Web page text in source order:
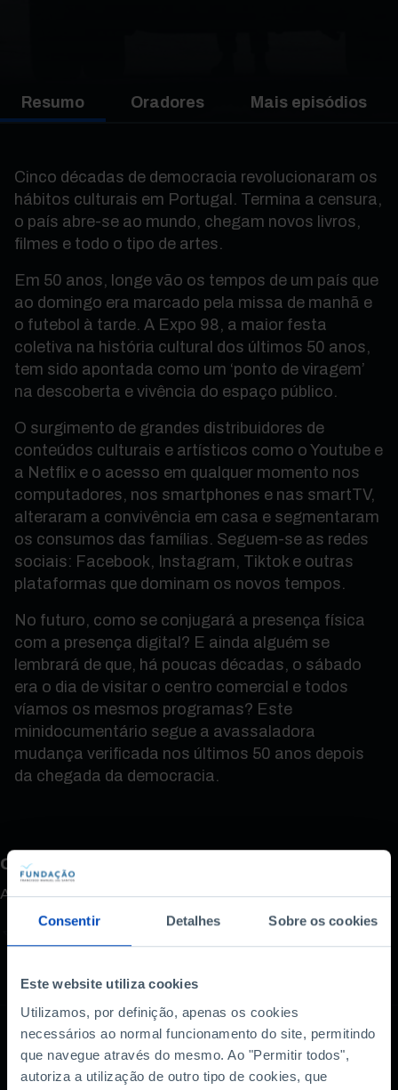
Consentir Detalhes Sobre os cookies
Este website utiliza cookies
Utilizamos, por definição, apenas os cookies
necessários ao normal funcionamento do site, permitindo
que navegue através do mesmo. Ao "Permitir todos",
autoriza a utilização de outro tipo de cookies, que
Resumo Oradores Mais episódios
Cinco décadas de democracia revolucionaram os
hábitos culturais em Portugal. Termina a censura,
o país abre-se ao mundo, chegam novos livros,
filmes e todo o tipo de artes.
Em 50 anos, longe vão os tempos de um país que
ao domingo era marcado pela missa de manhã e
o futebol à tarde. A Expo 98, a maior festa
coletiva na história cultural dos últimos 50 anos,
tem sido apontada como um ‘ponto de viragem’
na descoberta e vivência do espaço público.
O surgimento de grandes distribuidores de
conteúdos culturais e artísticos como o Youtube e
a Netflix e o acesso em qualquer momento nos
computadores, nos smartphones e nas smartTV,
alteraram a convivência em casa e segmentaram
os consumos das famílias. Seguem-se as redes
sociais: Facebook, Instagram, Tiktok e outras
plataformas que dominam os novos tempos.
No futuro, como se conjugará a presença física
com a presença digital? E ainda alguém se
lembrará de que, há poucas décadas, o sábado
era o dia de visitar o centro comercial e todos
víamos os mesmos programas? Este
minidocumentário segue a avassaladora
mudança verificada nos últimos 50 anos depois
da chegada da democracia.
Como avalia este conteúdo?
A sua opinião é importante.
Também lhe pode